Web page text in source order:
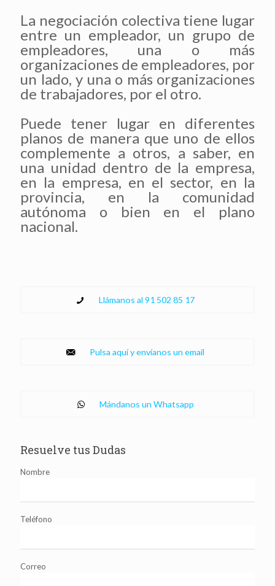
La negociación colectiva tiene lugar
entre un empleador, un grupo de
empleadores, una o más
organizaciones de empleadores, por
un lado, y una o más organizaciones
de trabajadores, por el otro.
Puede tener lugar en diferentes
planos de manera que uno de ellos
complemente a otros, a saber, en
una unidad dentro de la empresa,
en la empresa, en el sector, en la
provincia, en la comunidad
autónoma o bien en el plano
nacional.
Llámanos al 91 502 85 17
Pulsa aquí y envíanos un email
Mándanos un Whatsapp
Resuelve tus Dudas
Nombre
Teléfono
Correo